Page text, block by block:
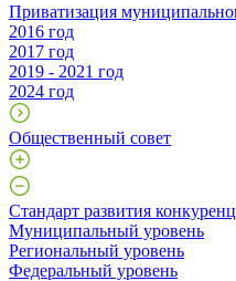
Приватизация
2016 год
2017 год
2019 - 2021 год
2024 год
Общественный совет
Стандарт развития
Муниципальный уровень
Региональный уровень
Федеральный уровень